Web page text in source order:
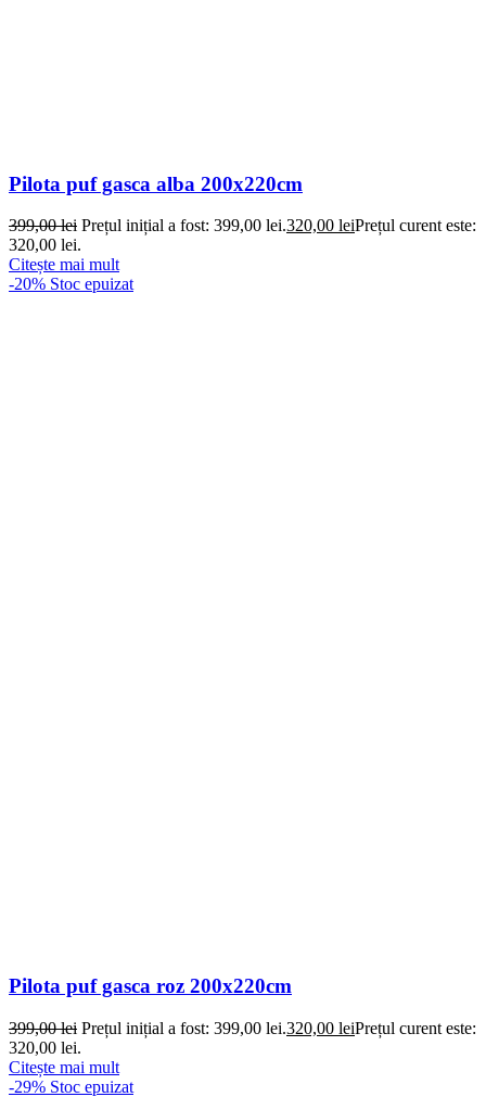
Pilota puf gasca alba 200x220cm
399,00lei Prețul inițial a fost: 399,00 lei.320,00 leiPrețul curent este:
320,00 lei.
Citește mai mult
-20% Stoc epuizat
Pilota puf gasca roz 200x220cm
399,00lei Prețul inițial a fost: 399,00 lei.320,00 leiPrețul curent este:
320,00 lei.
Citește mai mult
-29% Stoc epuizat